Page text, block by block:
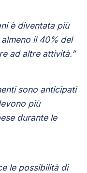
è diventata più
il 40% del
ad altre attività.”
sono anticipati
più
durante le
le possibilità di